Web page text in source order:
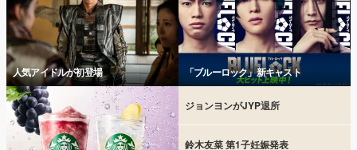
人気アイドルが初登場 「ブルーロック」新キャスト
ジョンヨンがJYP退所
鈴木友菜 第1子妊娠発表